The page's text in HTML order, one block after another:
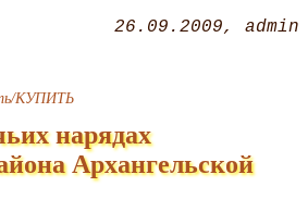
26.09.2009 admin
КУПИТЬ
нарядах
Архангельской